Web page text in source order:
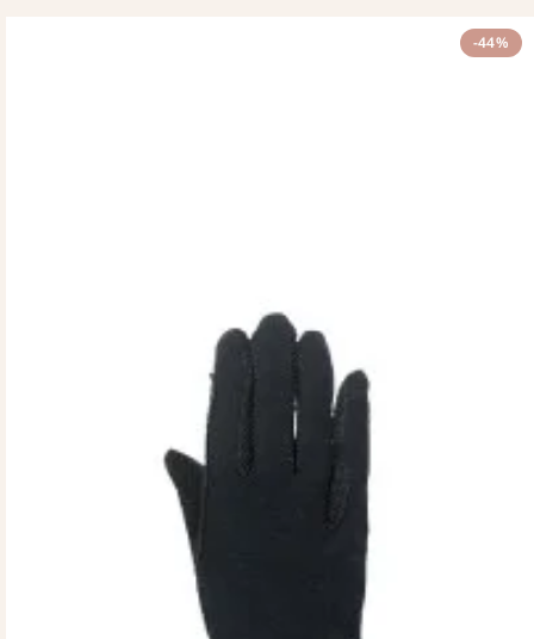
-44%